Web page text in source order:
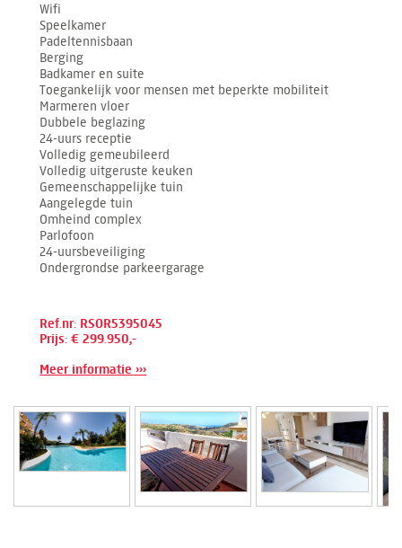
Wifi
Speelkamer
Padeltennisbaan
Berging
Badkamer en suite
Toegankelijk voor mensen met beperkte mobiliteit
Marmeren vloer
Dubbele beglazing
24-uurs receptie
Volledig gemeubileerd
Volledig uitgeruste keuken
Gemeenschappelijke tuin
Aangelegde tuin
Omheind complex
Parlofoon
24-uursbeveiliging
Ondergrondse parkeergarage
Ref.nr: RSOR5395045
Prijs: € 299.950,-
Meer informatie ›››